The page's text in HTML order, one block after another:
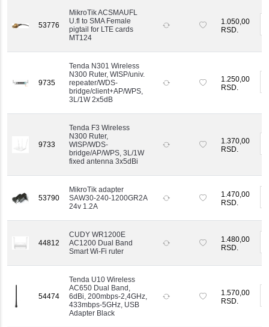
53776
MikroTik ACSMAUFL
U.fl to SMA Female
pigtail for LTE cards
MT124
1.050,00
RSD.
9735
Tenda N301 Wireless
N300 Ruter, WISP/univ.
repeater/WDS-
bridge/client+AP/WPS,
3L/1W 2x5dB
1.250,00
RSD.
9733
Tenda F3 Wireless
N300 Ruter,
WISP/WDS-
bridge/AP/WPS, 3L/1W
fixed antenna 3x5dBi
1.370,00
RSD.
53790
MikroTik adapter
SAW30-240-1200GR2A
24v 1.2A
1.470,00
RSD.
44812
CUDY WR1200E
AC1200 Dual Band
Smart Wi-Fi ruter
1.480,00
RSD.
54474
Tenda U10 Wireless
AC650 Dual Band,
6dBi, 200mbps-2,4GHz,
433mbps-5GHz, USB
Adapter Black
1.570,00
RSD.